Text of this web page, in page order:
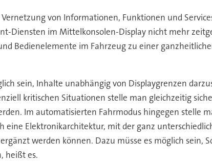
von Informationen, Funktionen und
im Mittelkonsolen-Display nicht mehr
Bedienelemente im Fahrzeug zu einer
sein, Inhalte unabhängig von Displaygrenzen
kritischen Situationen stelle man gleichzeitig
Im automatisierten Fahrmodus hingegen stelle
Elektronikarchitektur, mit der ganz
werden können. Dazu müsse es möglich sein,
heißt es.